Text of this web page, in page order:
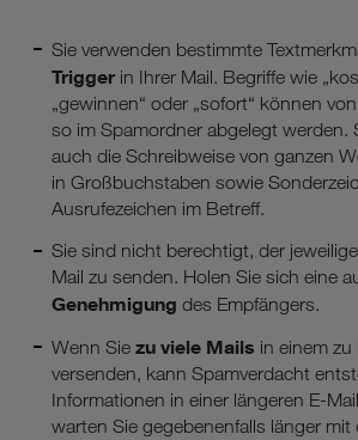
Sie verwenden bestimmte
Trigger in Ihrer Mail. Begriffe wie
„gewinnen“ oder „sofort“ können
so im Spamordner abgelegt werden.
auch die Schreibweise von ganzen
in Großbuchstaben sowie
Ausrufezeichen im Betreff.
Sie sind nicht berechtigt, der
Mail zu senden. Holen Sie sich eine
Genehmigung des Empfängers.
Wenn Sie zu viele Mails in einem
versenden, kann Spamverdacht
Informationen in einer längeren E-
warten Sie gegebenenfalls länger mit